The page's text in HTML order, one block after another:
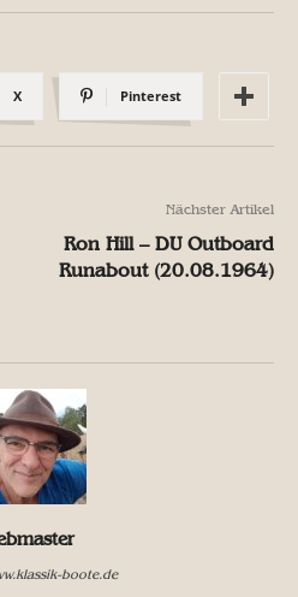
X Pinterest
Nächster Artikel
Ron Hill – DU Outboard
Runabout (20.08.1964)
boote.de